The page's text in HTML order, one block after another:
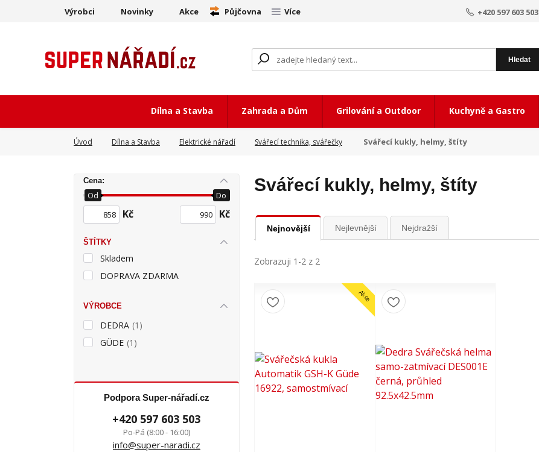
Výrobci Novinky Akce Půjčovna Více
Hledat
+420 597 603 503
Dílna a Stavba Zahrada a Dům Grilování a Outdoor Kuchyně a Gastro
Úvod Dílna a Stavba Elektrické nářadí Svářecí technika, svářečky Svářecí kukly, helmy, štíty
Svářecí kukly, helmy, štíty
Nejnovější Nejlevnější Nejdražší
Zobrazuji 1-2 z 2
Akce
Cena:
Kč
Od Do
Kč
ŠTÍTKY
Skladem
DOPRAVA ZDARMA
VÝROBCE
DEDRA (1)
GÜDE (1)
Podpora Super-nářadí.cz
+420 597 603 503
Po-Pá (8:00 - 16:00)
info@super-naradi.cz